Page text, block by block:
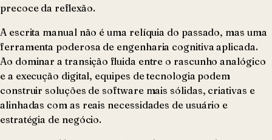
precoce da reflexão.
A escrita manual não é uma relíquia do passado, mas uma
ferramenta poderosa de engenharia cognitiva aplicada.
Ao dominar a transição fluida entre o rascunho analógico
e a execução digital, equipes de tecnologia podem
construir soluções de software mais sólidas, criativas e
alinhadas com as reais necessidades de usuário e
estratégia de negócio.